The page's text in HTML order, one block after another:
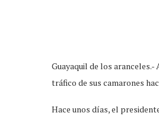
Guayaquil de los
tráfico de sus camarones
Hace unos días, el